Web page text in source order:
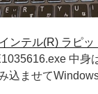
インテル(R) ラピ
中身
込ませて